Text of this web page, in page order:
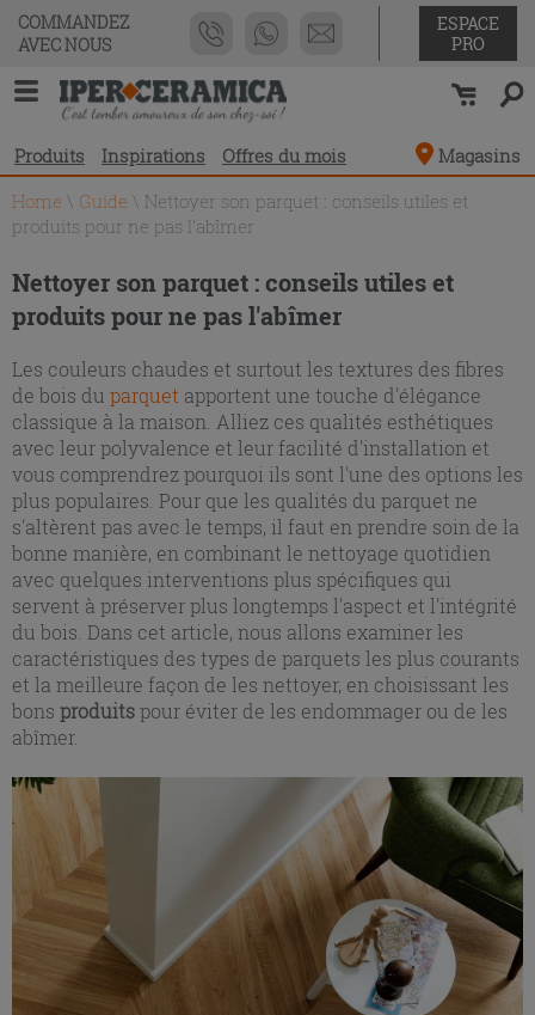
COMMANDEZ
AVEC NOUS
ESPACE
PRO
Produits Inspirations Offres du mois
Magasins
Home \ Guide \ Nettoyer son parquet : conseils utiles et
produits pour ne pas l'abîmer
Nettoyer son parquet : conseils utiles et
produits pour ne pas l'abîmer
Les couleurs chaudes et surtout les textures des fibres
de bois du parquet apportent une touche d'élégance
classique à la maison. Alliez ces qualités esthétiques
avec leur polyvalence et leur facilité d'installation et
vous comprendrez pourquoi ils sont l'une des options les
plus populaires. Pour que les qualités du parquet ne
s'altèrent pas avec le temps, il faut en prendre soin de la
bonne manière, en combinant le nettoyage quotidien
avec quelques interventions plus spécifiques qui
servent à préserver plus longtemps l'aspect et l'intégrité
du bois. Dans cet article, nous allons examiner les
caractéristiques des types de parquets les plus courants
et la meilleure façon de les nettoyer, en choisissant les
bons produitspour éviter de les endommager ou de les
abîmer.